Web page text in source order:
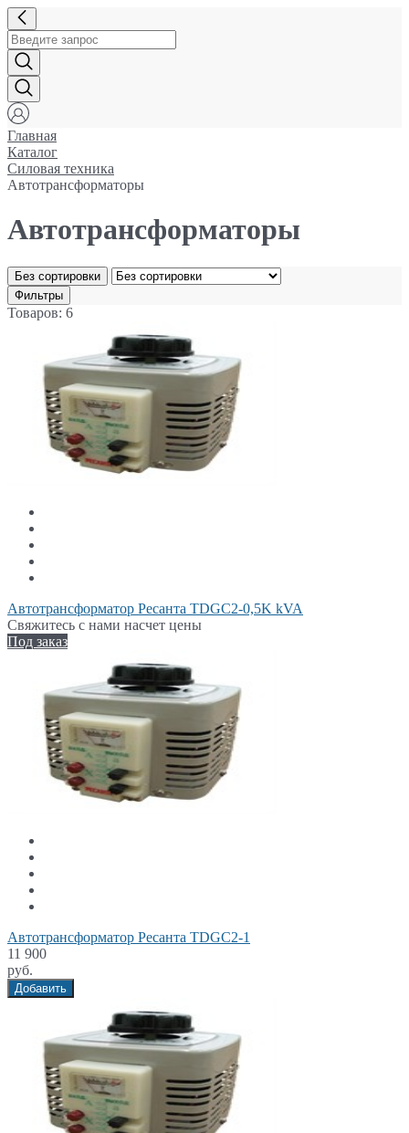
Главная
Каталог
Силовая техника
Автотрансформаторы
Автотрансформаторы
Без сортировки
Фильтры
Товаров: 6
Автотрансформатор Ресанта TDGC2-0,5K kVA
Свяжитесь с нами насчет цены
Под заказ
Автотрансформатор Ресанта TDGC2-1
11 900
руб.
Добавить